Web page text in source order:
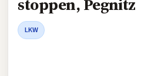
stoppen, Pegnitz
LKW